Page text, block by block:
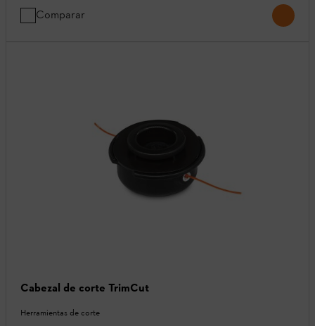
Comparar
Cabezal de corte TrimCut
Herramientas de corte